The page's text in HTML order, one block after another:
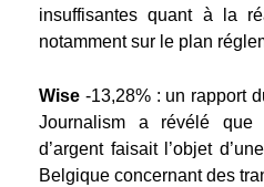
insuffisantes quant à la
notamment sur le plan
Wise -13,28% : un rapport
Journalism a révélé
d’argent faisait l’objet
Belgique concernant des